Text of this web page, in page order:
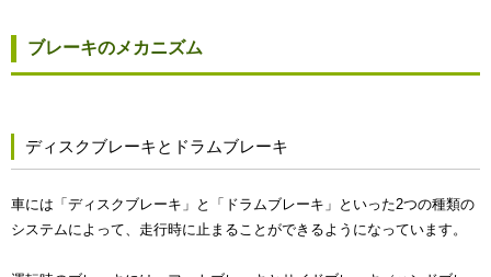
ブレーキのメカニズム
ディスクブレーキとドラムブレーキ
車には「ディスクブレーキ」と「ドラムブレーキ」といった2つの種類の
システムによって、走行時に止まることができるようになっています。